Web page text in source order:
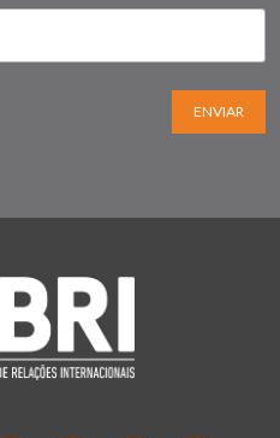
ENVIAR